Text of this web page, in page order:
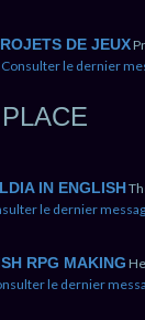
DE JEUX
Consulter le dernier
IN ENGLISH
le dernier
RPG MAKING
le dernier